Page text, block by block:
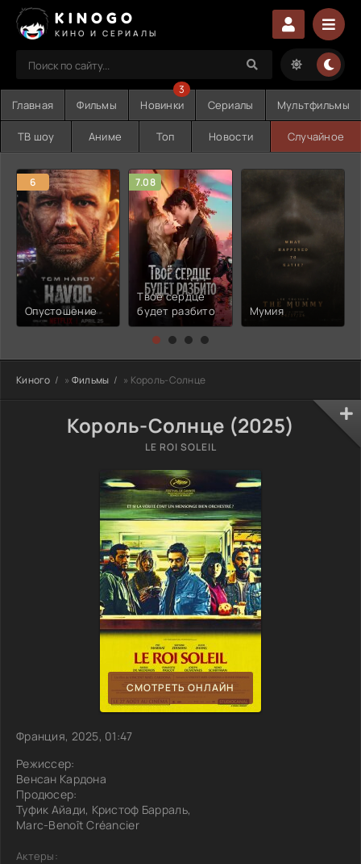
KINOGO
КИНО И СЕРИАЛЫ
Главная Фильмы Новинки
3
Сериалы Мультфильмы
ТВ шоу Аниме Топ Новости Случайное
6
Опустошение
7.08
Твоё сердце
будет разбито
Мумия
Киного » Фильмы » Король-Солнце
Король-Солнце (2025)
LE ROI SOLEIL
СМОТРЕТЬ ОНЛАЙН
Франция, 2025, 01:47
Режиссер:
Венсан Кардона
Продюсер:
Туфик Айади, Кристоф Барраль,
Marc-Benoît Créancier
Актеры: